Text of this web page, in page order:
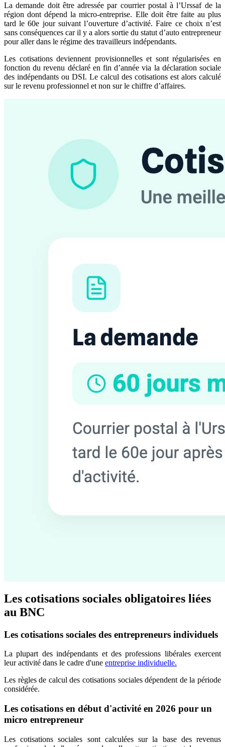
La demande doit être adressée par courrier postal à l’Urssaf de la
région dont dépend la micro-entreprise. Elle doit être faite au plus
tard le 60e jour suivant l’ouverture d’activité. Faire ce choix n’est
sans conséquences car il y a alors sortie du statut d’auto entrepreneur
pour aller dans le régime des travailleurs indépendants.
Les cotisations deviennent provisionnelles et sont régularisées en
fonction du revenu déclaré en fin d’année via la déclaration sociale
des indépendants ou DSI. Le calcul des cotisations est alors calculé
sur le revenu professionnel et non sur le chiffre d’affaires.
Les cotisations sociales obligatoires liées
au BNC
Les cotisations sociales des entrepreneurs individuels
La plupart des indépendants et des professions libérales exercent
leur activité dans le cadre d'une entreprise individuelle.
Les règles de calcul des cotisations sociales dépendent de la période
considérée.
Les cotisations en début d'activité en 2026 pour un
micro entrepreneur
Les cotisations sociales sont calculées sur la base des revenus